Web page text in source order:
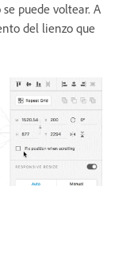
puede voltear. A
del lienzo que